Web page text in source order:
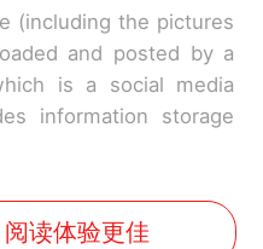
(including the pictures
and posted by a
is a social media
information storage
读体验更佳